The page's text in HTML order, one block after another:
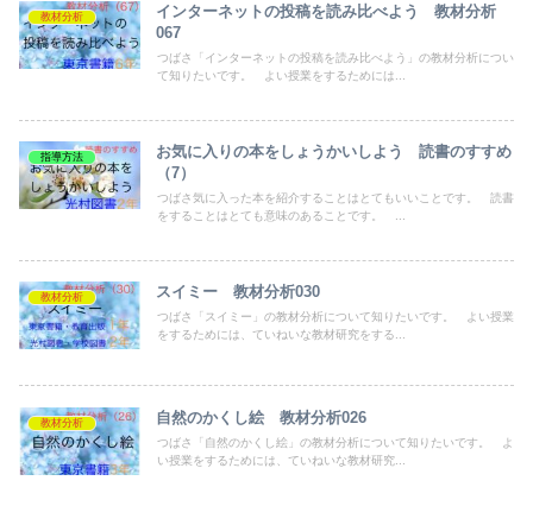
教材分析
インターネットの投稿を読み比べよう 教材分析
067
つばさ「インターネットの投稿を読み比べよう」の教材分析につい
て知りたいです。 よい授業をするためには...
指導方法
お気に入りの本をしょうかいしよう 読書のすすめ
（7）
つばさ気に入った本を紹介することはとてもいいことです。 読書
をすることはとても意味のあることです。 ...
教材分析 スイミー 教材分析030
つばさ「スイミー」の教材分析について知りたいです。 よい授業
をするためには、ていねいな教材研究をする...
教材分析 自然のかくし絵 教材分析026
つばさ「自然のかくし絵」の教材分析について知りたいです。 よ
い授業をするためには、ていねいな教材研究...